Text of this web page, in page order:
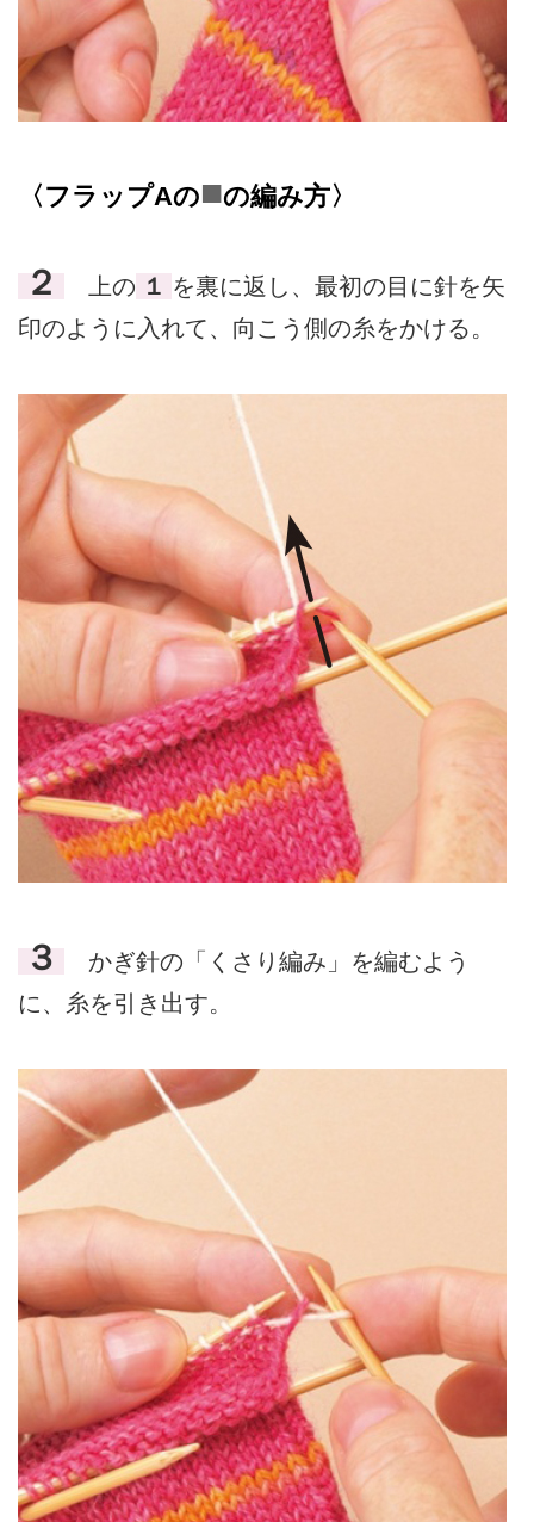
〈フラップAの■の編み方〉
２ 上の １ を裏に返し、最初の目に針を矢
印のように入れて、向こう側の糸をかける。
３
かぎ針の「くさり編み」を編むよう
に、糸を引き出す。